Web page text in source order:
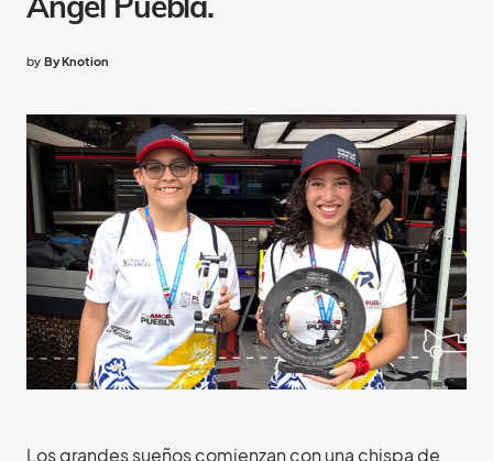
Ángel Puebla.
by By Knotion
Los grandes sueños comienzan con una chispa de